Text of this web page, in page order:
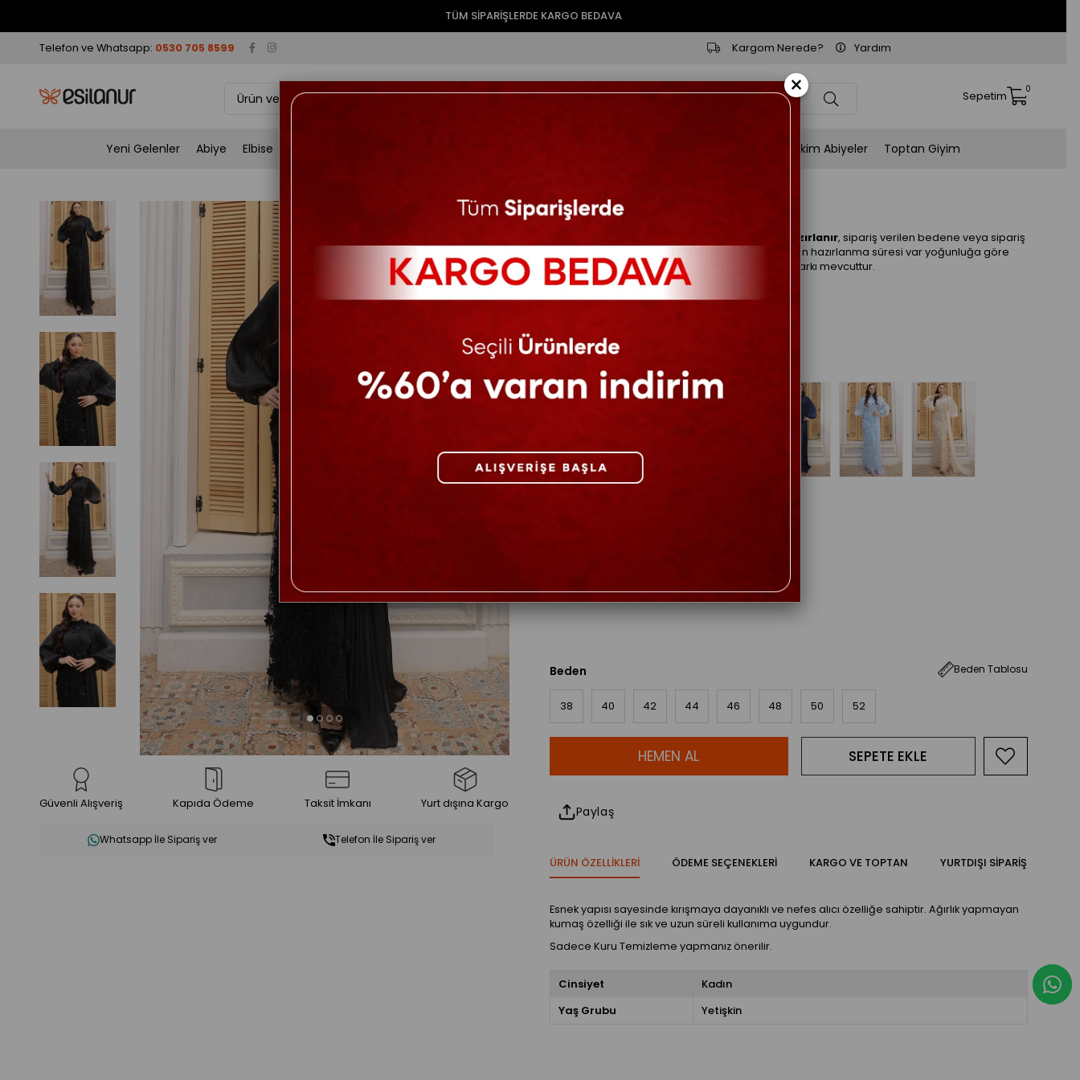
TÜM SİPARİŞLERDE KARGO BEDAVA
Telefon ve Whatsapp: 0530 705 8599 Kargom Nerede? Yardım
Sepetim 0
Yeni Gelenler Abiye Elbise Kişiye Özel Dikim Abiyeler Toptan Giyim
Güvenli Alışveriş Kapıda Ödeme Taksit İmkanı Yurt dışına Kargo
Whatsapp İle Sipariş ver Telefon İle Sipariş ver
Beril Tesettür Abiye Siyah
Kişiye özel dikim üründür. Sipariş üzerine hazırlanır, sipariş verilen bedene veya sipariş
notuna yazdığınız ölçülere göre hazırlanır. 3-7 gün hazırlanma süresi var yoğunluğa göre
değişebilir. Bazı modellerde bedene göre fiyat farkı mevcuttur.
378.38$
Beden Tablosu
Beden
38 40 42 44 46 48 50 52
Paylaş
ÜRÜN ÖZELLIKLERI ÖDEME SEÇENEKLERI KARGO VE TOPTAN YURTDIŞI SIPARIŞ
Esnek yapısı sayesinde kırışmaya dayanıklı ve nefes alıcı özelliğe sahiptir. Ağırlık yapmayan
kumaş özelliği ile sık ve uzun süreli kullanıma uygundur.
Sadece Kuru Temizleme yapmanız önerilir.
Cinsiyet
Kadın
Yaş Grubu
Yetişkin
×